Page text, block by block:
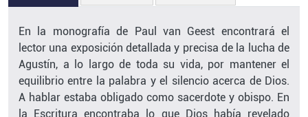
En la monografía de Paul van Geest encontrará el
lector una exposición detallada y precisa de la lucha de
Agustín, a lo largo de toda su vida, por mantener el
equilibrio entre la palabra y el silencio acerca de Dios.
A hablar estaba obligado como sacerdote y obispo. En
la Escritura encontraba lo que Dios había revelado